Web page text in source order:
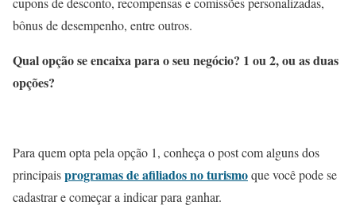
bônus de desempenho, entre outros.
Qual opção se encaixa para o seu negócio? 1 ou 2, ou as duas
opções?
Para quem opta pela opção 1, conheça o post com alguns dos
principaisprogramas de afiliados no turismoque você pode se
cadastrar e começar a indicar para ganhar.